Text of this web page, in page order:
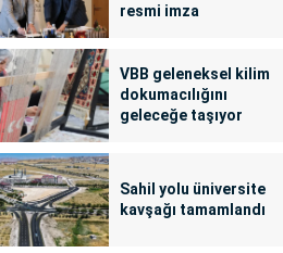
resmi imza
VBB geleneksel kilim
dokumacılığını
geleceğe taşıyor
Sahil yolu üniversite
kavşağı tamamlandı